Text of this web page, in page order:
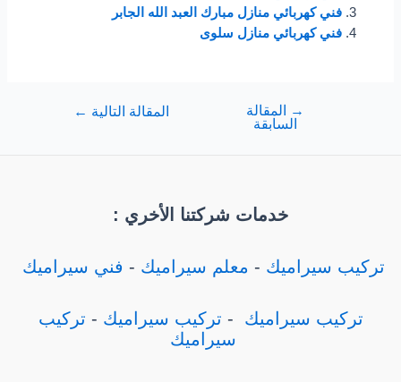
فني كهربائي منازل مبارك العبد الله الجابر
فني كهربائي منازل سلوى
→
المقالة
السابقة
المقالة التالية ←
خدمات شركتنا الأخري :
تركيب سيراميك - معلم سيراميك - فني سيراميك
تركيب سيراميك - تركيب سيراميك - تركيب
سيراميك